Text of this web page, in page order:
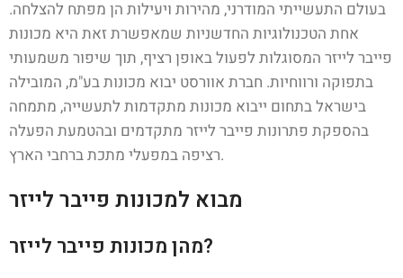
בעולם התעשייתי המודרני, מהירות ויעילות הן מפתח להצלחה.
אחת הטכנולוגיות החדשניות שמאפשרת זאת היא מכונות
פייבר לייזר המסוגלות לפעול באופן רציף, תוך שיפור משמעותי
בתפוקה ורווחיות. חברת אוורסט יבוא מכונות בע"מ, המובילה
בישראל בתחום ייבוא מכונות מתקדמות לתעשייה, מתמחה
בהספקת פתרונות פייבר לייזר מתקדמים ובהטמעת הפעלה
רציפה במפעלי מתכת ברחבי הארץ.
מבוא למכונות פייבר לייזר
מהן מכונות פייבר לייזר?